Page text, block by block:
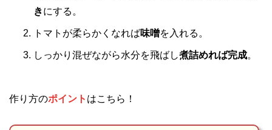
きにする。
トマトが柔らかくなれば味噌を入れる。
しっかり混ぜながら水分を飛ばし煮詰めれば完成。
作り方のポイント はこちら！